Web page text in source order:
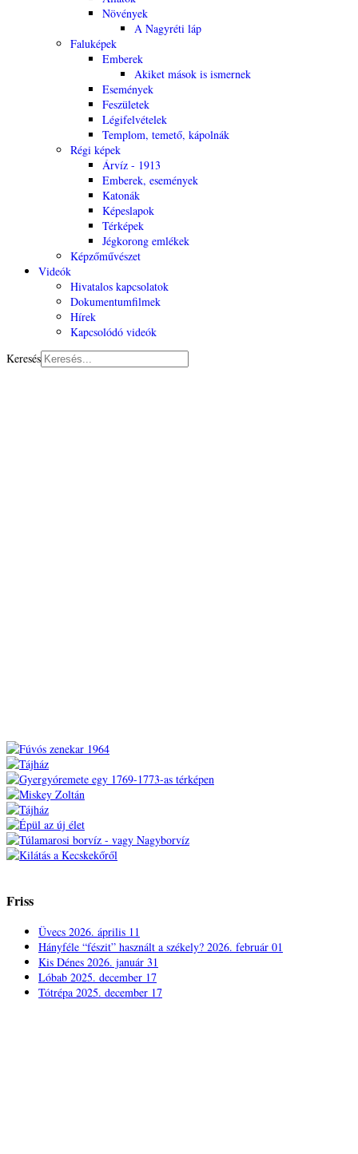
Növények
A Nagyréti láp
Faluképek
Emberek
Akiket mások is ismernek
Események
Feszületek
Légifelvételek
Templom, temető, kápolnák
Régi képek
Árvíz - 1913
Emberek, események
Katonák
Képeslapok
Térképek
Jégkorong emlékek
Képzőművészet
Videók
Hivatalos kapcsolatok
Dokumentumfilmek
Hírek
Kapcsolódó videók
Keresés
Friss
Üvecs 2026. április 11
Hányféle “fészit” használt a székely? 2026. február 01
Kis Dénes 2026. január 31
Lóbab 2025. december 17
Tótrépa 2025. december 17